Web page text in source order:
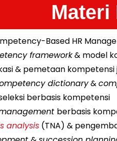
Materi
Based HR
framework& model
& pemetaan
dictionary&
berbasis kompetensi
berbasis
analysis (TNA) &